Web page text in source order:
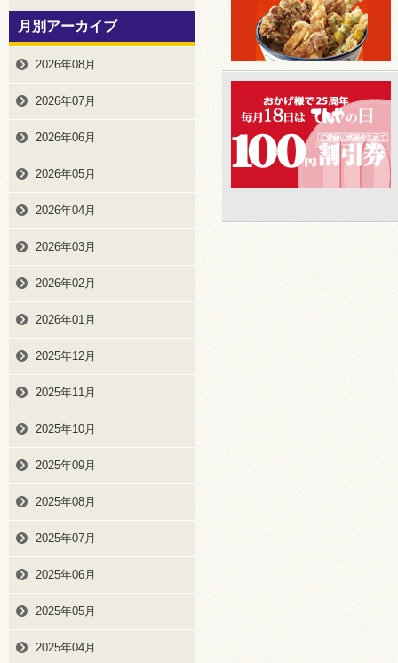
月別アーカイブ
2026年08月
2026年07月
2026年06月
2026年05月
2026年04月
2026年03月
2026年02月
2026年01月
2025年12月
2025年11月
2025年10月
2025年09月
2025年08月
2025年07月
2025年06月
2025年05月
2025年04月